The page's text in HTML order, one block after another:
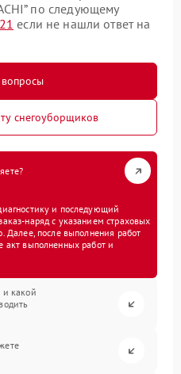
по следующему
если не нашли ответ на
снегоуборщиков
и последующий
наряд с указанием страховых
Далее, после выполнения работ
акт выполненных работ и
и какой